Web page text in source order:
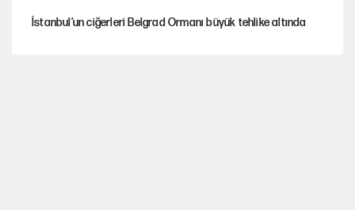
İstanbul’un ciğerleri Belgrad Ormanı büyük tehlike altında